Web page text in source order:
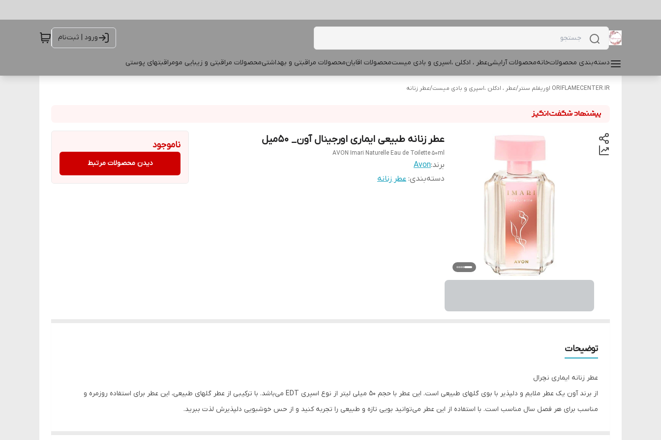
ورود | ثبت‌نام
دسته‌بندی محصولاتخانهمحصولات آرایشیعطر ، ادکلن ،اسپری و بادی میستمحصولات اقایانمحصولات مراقبتی و بهداشتیمحصولات مراقبتی و زیبایی مومراقبتهای پوستی
ORIFLAMECENTER.IR اوریفلم سنتر /عطر ، ادکلن ،اسپری و بادی میست/عطر زنانه
عطر زنانه طبیعی ایماری اورجینال آون_ ۵۰میل
AVON Imari Naturelle Eau de Toilette 50ml
برند:Avon
دسته‌بندی: عطر زنانه
ناموجود
دیدن محصولات مرتبط
توضیحات
عطر زنانه ایماری نچرال
از برند آون یک عطر ملایم و دلپذیر با بوی گلهای طبیعی است. این عطر با حجم 50 میلی لیتر از نوع اسپری EDT می‌باشد. با ترکیبی از عطر گلهای طبیعی، این عطر برای استفاده روزمره و
مناسب برای هر فصل سال مناسب است. با استفاده از این عطر می‌توانید بویی تازه و طبیعی را تجربه کنید و از حس خوشبویی دلپذیرش لذت ببرید.